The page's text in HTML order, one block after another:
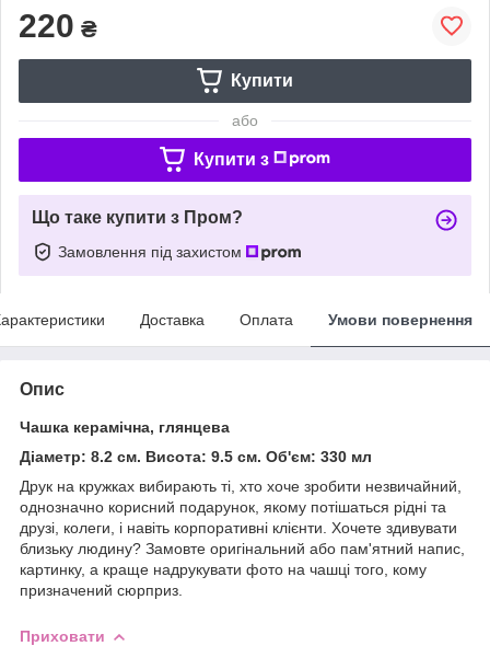
220 ₴
Купити
або
Купити з
Що таке купити з Пром?
Замовлення під захистом
Доставка Оплата Умови повернення
Опис
Чашка керамічна, глянцева
Діаметр: 8.2 см. Висота: 9.5 см. Об'єм: 330 мл
Друк на кружках вибирають ті, хто хоче зробити незвичайний,
однозначно корисний подарунок, якому потішаться рідні та
друзі, колеги, і навіть корпоративні клієнти. Хочете здивувати
близьку людину? Замовте оригінальний або пам'ятний напис,
картинку, а краще надрукувати фото на чашці того, кому
призначений сюрприз.
Приховати